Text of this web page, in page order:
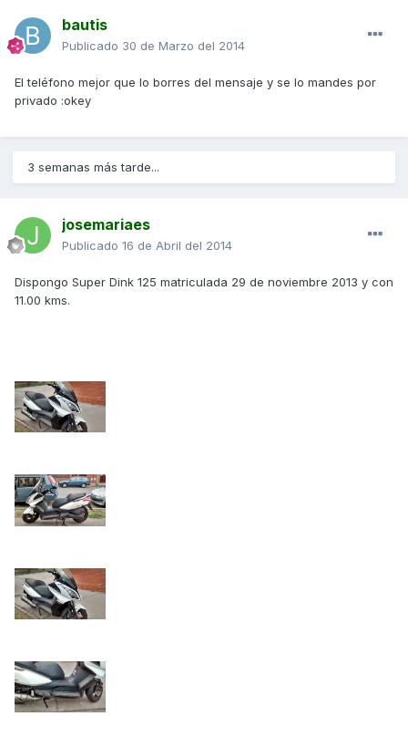
bautis
Publicado 30 de Marzo del 2014
El teléfono mejor que lo borres del mensaje y se lo mandes por
privado :okey
3 semanas más tarde...
josemariaes
Publicado 16 de Abril del 2014
Dispongo Super Dink 125 matriculada 29 de noviembre 2013 y con
11.00 kms.